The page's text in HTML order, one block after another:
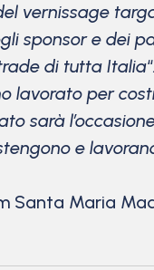
vernissage
sponsor e dei
di tutta Italia“.
lavorato per
sarà
e
Santa Maria